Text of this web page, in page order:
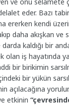
eder. Bazı
ererken kendi
daha akışkan ve
kaldığı bir
iş hayatında
bir birikimin
bir yükün
açılacağına
etkinin